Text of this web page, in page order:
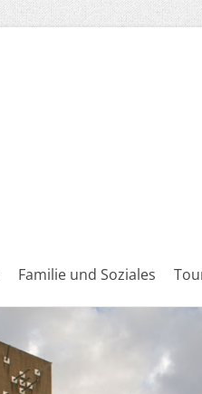
Familie und Soziales